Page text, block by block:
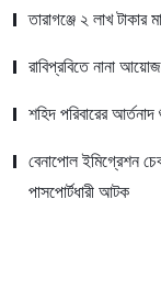
তারাগঞ্জে ২ লাখ
রাবিপ্রবিতে নানা
শহিদ পরিবারের
বেনাপোল ইমিগ্রেশন
পাসপোর্টধারী আটক